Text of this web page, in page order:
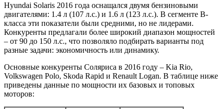
Hyundai Solaris 2016 года оснащался двумя бензиновыми
двигателями: 1.4 л (107 л.с.) и 1.6 л (123 л.с.). В сегменте B-
класса эти показатели были средними, но не лидерами.
Конкуренты предлагали более широкий диапазон мощностей
– от 90 до 150 л.с., что позволяло подбирать варианты под
разные задачи: экономичность или динамику.
Основные конкуренты Соляриса в 2016 году – Kia Rio,
Volkswagen Polo, Skoda Rapid и Renault Logan. В таблице ниже
приведены данные по мощности их базовых и топовых
моторов: